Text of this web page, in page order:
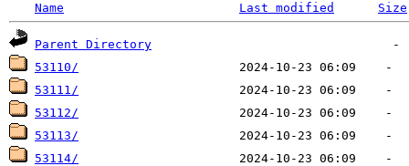
Name Last modified Size
Parent Directory
53110/
53111/
53112/
53113/
53114/